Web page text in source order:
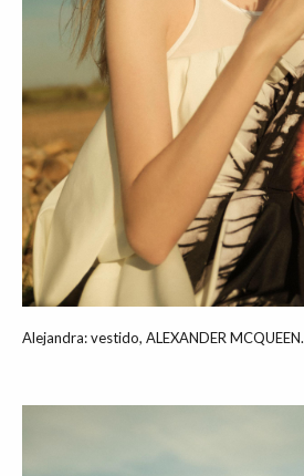
Alejandra: vestido, ALEXANDER MCQUEEN.